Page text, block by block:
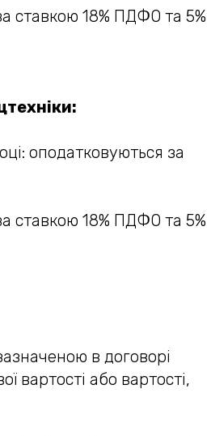
ставкою 18% ПДФО та 5%
оподатковуються за
ставкою 18% ПДФО та 5%
в договорі
вартості або вартості,